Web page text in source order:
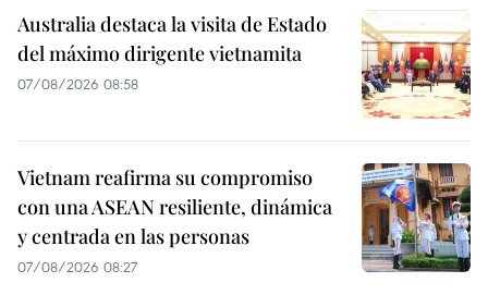
Australia destaca la visita de Estado
del máximo dirigente vietnamita
07/08/2026 08:58
Vietnam reafirma su compromiso
con una ASEAN resiliente, dinámica
y centrada en las personas
07/08/2026 08:27